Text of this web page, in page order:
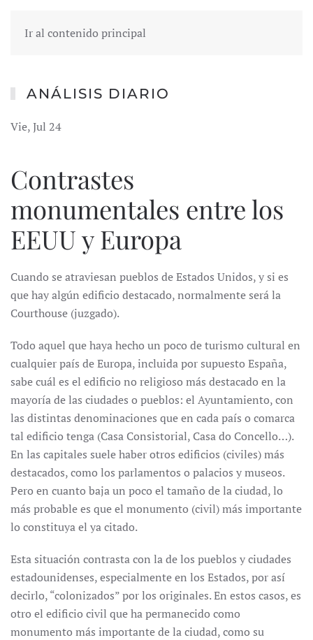
Ir al contenido principal
ANÁLISIS DIARIO
Vie, Jul 24
Contrastes
monumentales entre los
EEUU y Europa
Cuando se atraviesan pueblos de Estados Unidos, y si es
que hay algún edificio destacado, normalmente será la
Courthouse (juzgado).
Todo aquel que haya hecho un poco de turismo cultural en
cualquier país de Europa, incluida por supuesto España,
sabe cuál es el edificio no religioso más destacado en la
mayoría de las ciudades o pueblos: el Ayuntamiento, con
las distintas denominaciones que en cada país o comarca
tal edificio tenga (Casa Consistorial, Casa do Concello…).
En las capitales suele haber otros edificios (civiles) más
destacados, como los parlamentos o palacios y museos.
Pero en cuanto baja un poco el tamaño de la ciudad, lo
más probable es que el monumento (civil) más importante
lo constituya el ya citado.
Esta situación contrasta con la de los pueblos y ciudades
estadounidenses, especialmente en los Estados, por así
decirlo, “colonizados” por los originales. En estos casos, es
otro el edificio civil que ha permanecido como
monumento más importante de la ciudad, como su